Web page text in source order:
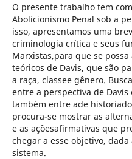
O presente trabalho tem
Abolicionismo Penal sob a
isso, apresentamos uma
criminologia crítica e seus
Marxistas,para que se
teóricos de Davis, que são
a raça, classee gênero.
entre a perspectiva de Davis
também entre ade
procura-se mostrar as
e as açõesafirmativas que
chegar a esse objetivo,
sistema.